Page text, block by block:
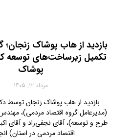
بازدید از هاب پوشاک زنجان؛
تکمیل زیرساخت‌های توسعه
پوشاک
مرداد ۱۲, ۱۴۰۵
بازدید از هاب پوشاک زنجان توسط
(مدیرعامل گروه اقتصاد مردمی)،
طرح و توسعه)، آقای نجفی‌راد و آقای
اقتصاد مردمی در استان)